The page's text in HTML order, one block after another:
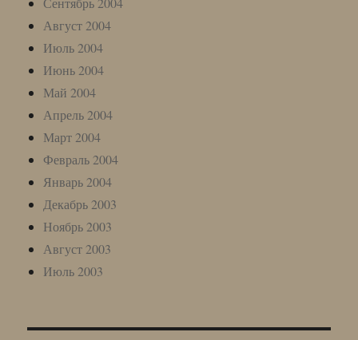
Август 2004
Июль 2004
Июнь 2004
Май 2004
Апрель 2004
Март 2004
Февраль 2004
Январь 2004
Декабрь 2003
Ноябрь 2003
Август 2003
Июль 2003